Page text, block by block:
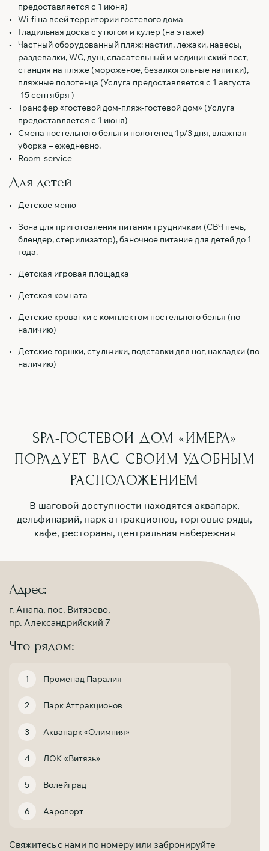
предоставляется с 1 июня)
Wi-fi на всей территории гостевого дома
Гладильная доска с утюгом и кулер (на этаже)
Частный оборудованный пляж: настил, лежаки, навесы,
раздевалки, WC, душ, спасательный и медицинский пост,
станция на пляже (мороженое, безалкогольные напитки),
пляжные полотенца (Услуга предоставляется с 1 августа
-15 сентября )
Трансфер «гостевой дом-пляж-гостевой дом» (Услуга
предоставляется с 1 июня)
Смена постельного белья и полотенец 1р/3 дня, влажная
уборка – ежедневно.
Room-service
Для детей
Детское меню
Зона для приготовления питания грудничкам (СВЧ печь,
блендер, стерилизатор), баночное питание для детей до 1
года.
Детская игровая площадка
Детская комната
Детские кроватки с комплектом постельного белья (по
наличию)
Детские горшки, стульчики, подставки для ног, накладки (по
наличию)
SPA-ГОСТЕВОЙ ДОМ «ИМЕРА»
ПОРАДУЕТ ВАС СВОИМ УДОБНЫМ
РАСПОЛОЖЕНИЕМ
В шаговой доступности находятся аквапарк,
дельфинарий, парк аттракционов, торговые ряды,
кафе, рестораны, центральная набережная
Адрес:
г. Анапа, пос. Витязево,
пр. Александрийский 7
Что рядом:
Променад Паралия
Парк Аттракционов
Аквапарк «Олимпия»
ЛОК «Витязь»
Волейград
Аэропорт
Свяжитесь с нами по номеру или забронируйте